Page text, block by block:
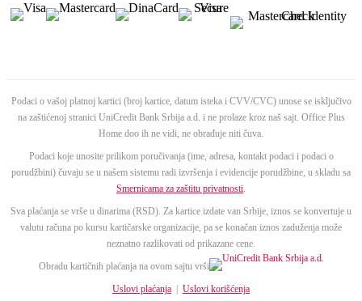
Podaci o vašoj platnoj kartici (broj kartice, datum isteka i CVV/CVC) unose se isključivo
na zaštićenoj stranici UniCredit Bank Srbija a.d. i ne prolaze kroz naš sajt. Office Plus
Home doo ih ne vidi, ne obrađuje niti čuva.
Podaci koje unosite prilikom poručivanja (ime, adresa, kontakt podaci i podaci o
porudžbini) čuvaju se u našem sistemu radi izvršenja i evidencije porudžbine, u skladu sa
Smernicama za zaštitu privatnosti.
Sva plaćanja se vrše u dinarima (RSD). Za kartice izdate van Srbije, iznos se konvertuje u
valutu računa po kursu kartičarske organizacije, pa se konačan iznos zaduženja može
neznatno razlikovati od prikazane cene.
Obradu kartičnih plaćanja na ovom sajtu vrši
Uslovi plaćanja
Uslovi korišćenja